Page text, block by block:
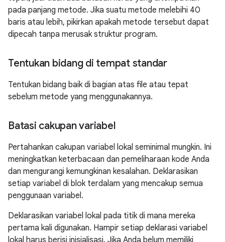
pada panjang metode. Jika suatu metode melebihi 40
baris atau lebih, pikirkan apakah metode tersebut dapat
dipecah tanpa merusak struktur program.
Tentukan bidang di tempat standar
Tentukan bidang baik di bagian atas file atau tepat
sebelum metode yang menggunakannya.
Batasi cakupan variabel
Pertahankan cakupan variabel lokal seminimal mungkin. Ini
meningkatkan keterbacaan dan pemeliharaan kode Anda
dan mengurangi kemungkinan kesalahan. Deklarasikan
setiap variabel di blok terdalam yang mencakup semua
penggunaan variabel.
Deklarasikan variabel lokal pada titik di mana mereka
pertama kali digunakan. Hampir setiap deklarasi variabel
lokal harus berisi inisialisasi. Jika Anda belum memiliki